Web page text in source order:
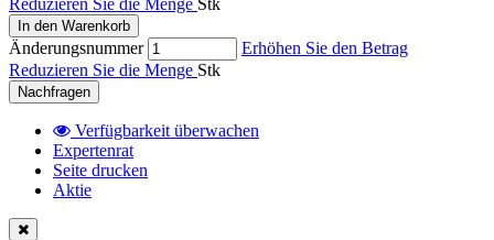
Reduzieren Sie die Menge Stk
In den Warenkorb
Änderungsnummer
Erhöhen Sie den Betrag
Reduzieren Sie die Menge Stk
Nachfragen
Verfügbarkeit überwachen
Expertenrat
Seite drucken
Aktie